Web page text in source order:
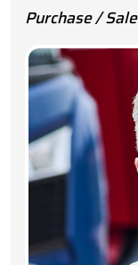
Purchase / Sale